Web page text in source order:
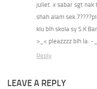
juliet. x sabar sgt nak
shah alam
klu blh skola sy S.K
>_< pleazzzz blh la. -
Reply
LEAVE A REPLY